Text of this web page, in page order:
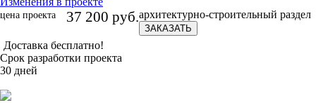
цена проекта 37 200 руб.архитектурно-строительный раздел
ЗАКАЗАТЬ
Доставка бесплатно!
Срок разработки проекта
30 дней